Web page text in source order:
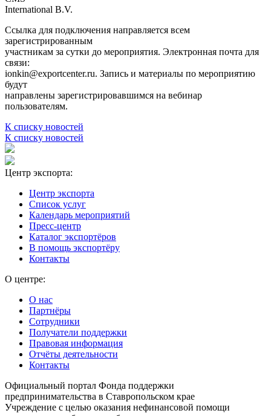
International B.V.
Ссылка для подключения направляется всем
зарегистрированным
участникам за сутки до мероприятия. Электронная почта для
связи:
ionkin@exportcenter.ru. Запись и материалы по мероприятию
будут
направлены зарегистрировавшимся на вебинар
пользователям.
К списку новостей
К списку новостей
Центр экспорта:
Центр экспорта
Список услуг
Календарь мероприятий
Пресс-центр
Каталог экспортёров
В помощь экспортёру
Контакты
О центре:
О нас
Партнёры
Сотрудники
Получатели поддержки
Правовая информация
Отчёты деятельности
Контакты
Официальный портал Фонда поддержки
предпринимательства в Ставропольском крае
Учреждение с целью оказания нефинансовой помощи